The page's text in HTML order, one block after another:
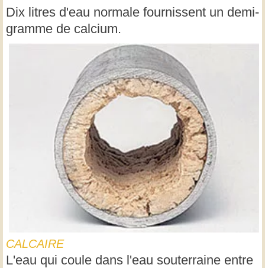
Dix litres d'eau normale fournissent un demi-
gramme de calcium.
CALCAIRE
L'eau qui coule dans l'eau souterraine entre